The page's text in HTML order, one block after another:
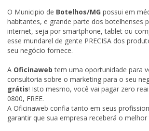
O Municipio de Botelhos/MG possui em
habitantes, e grande parte dos botelhenses
internet, seja por smartphone, tablet ou
esse mundarel de gente PRECISA dos
seu negócio fornece.
A Oficinaweb tem uma oportunidade para
consultoria sobre o marketing para o seu
grátis! Isto mesmo, você vai pagar zero
0800, FREE.
A Oficinaweb confia tanto em seus
garantir que sua empresa receberá o